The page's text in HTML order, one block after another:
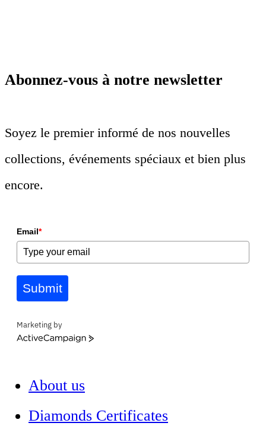
Abonnez-vous à notre newsletter
Soyez le premier informé de nos nouvelles
collections, événements spéciaux et bien plus
encore.
Email*
Submit
Marketing by
ActiveCampaign
About us
Diamonds Certificates